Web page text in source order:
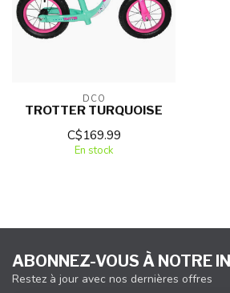
DCO
TROTTER TURQUOISE
C$169.99
En stock
ABONNEZ-VOUS À NOTRE
Restez à jour avec nos dernières offres